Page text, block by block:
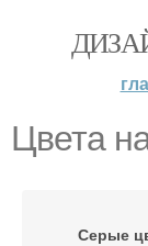
Цвета
Серые